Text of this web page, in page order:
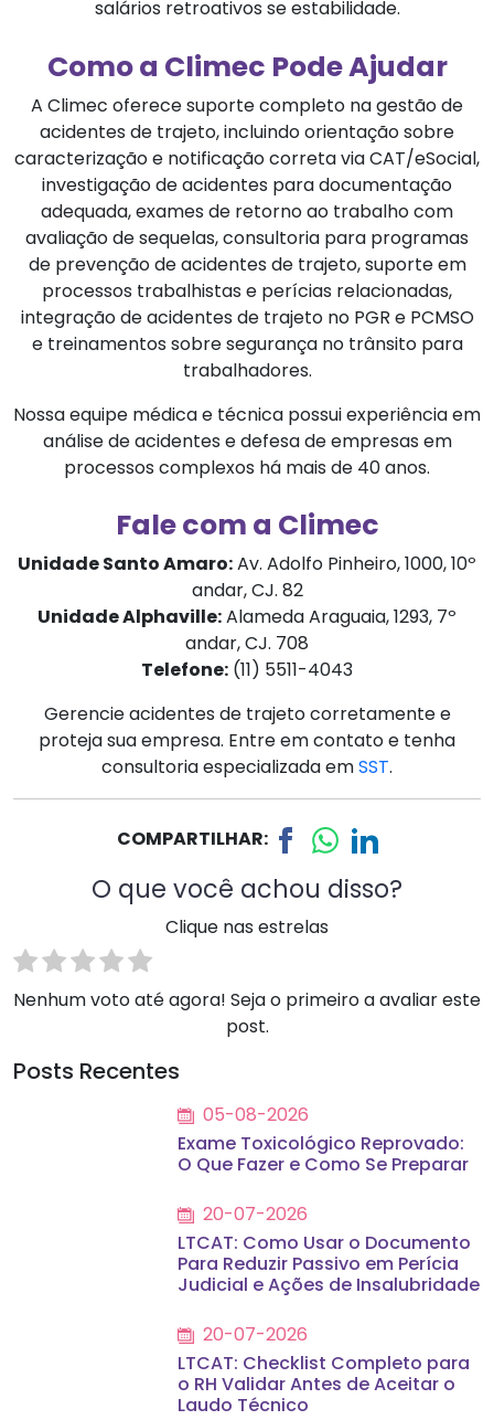
salários retroativos se estabilidade.
Como a Climec Pode Ajudar
A Climec oferece suporte completo na gestão de
acidentes de trajeto, incluindo orientação sobre
caracterização e notificação correta via CAT/eSocial,
investigação de acidentes para documentação
adequada, exames de retorno ao trabalho com
avaliação de sequelas, consultoria para programas
de prevenção de acidentes de trajeto, suporte em
processos trabalhistas e perícias relacionadas,
integração de acidentes de trajeto no PGR e PCMSO
e treinamentos sobre segurança no trânsito para
trabalhadores.
Nossa equipe médica e técnica possui experiência em
análise de acidentes e defesa de empresas em
processos complexos há mais de 40 anos.
Fale com a Climec
Unidade Santo Amaro:Av. Adolfo Pinheiro, 1000, 10º
andar, CJ. 82
Unidade Alphaville:Alameda Araguaia, 1293, 7º
andar, CJ. 708
Telefone: (11) 5511-4043
Gerencie acidentes de trajeto corretamente e
proteja sua empresa. Entre em contato e tenha
consultoria especializada emSST.
COMPARTILHAR:
O que você achou disso?
Clique nas estrelas
Nenhum voto até agora! Seja o primeiro a avaliar este
post.
Posts Recentes
05-08-2026
Exame Toxicológico Reprovado:
O Que Fazer e Como Se Preparar
20-07-2026
LTCAT: Como Usar o Documento
Para Reduzir Passivo em Perícia
Judicial e Ações de Insalubridade
20-07-2026
LTCAT: Checklist Completo para
o RH Validar Antes de Aceitar o
Laudo Técnico